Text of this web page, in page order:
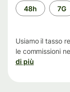
Periodo
di
48h 7G
Usiamo il tasso
le commissioni
di più